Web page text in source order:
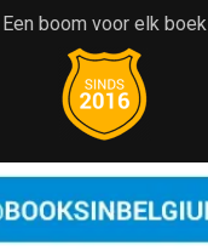
Een boom voor elk boek